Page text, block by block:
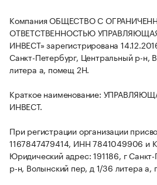
Компания ОБЩЕСТВО С
ОТВЕТСТВЕННОСТЬЮ
ИНВЕСТ» зарегистрирована
Санкт-Петербург, Центральный р-н,
литера а, помещ 2Н.
Краткое наименование:
ИНВЕСТ.
При регистрации организации
1167847479414, ИНН 7841049906 и
Юридический адрес: 191186, г
р-н, Волынский пер, д 1/36 литера